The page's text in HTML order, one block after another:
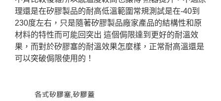
理還是在矽膠製品的耐高低溫範圍常規測試是在-40到
230度左右，只是隨著矽膠製品廠家產品的結構性和原
材料的特性而可能回突出 這個侷限達到更好的耐溫效
果，而對於矽膠塞的耐溫效果怎麼樣，正常耐高溫還是
可以突破侷限使用的！